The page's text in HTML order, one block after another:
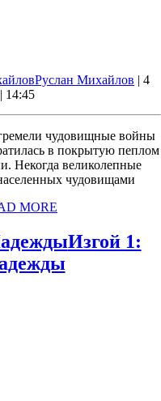
Руслан Михайлов | 4
| 14:45
чудовищные войны
в покрытую пеплом
Некогда великолепные
чудовищами
MORE
Изгой 1: